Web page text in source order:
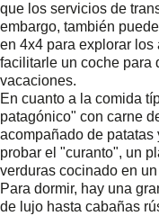
que los servicios de
embargo, también
en 4x4 para explorar
facilitarle un coche para
vacaciones.
En cuanto a la comida
patagónico" con carne
acompañado de patatas
probar el "curanto", un
verduras cocinado en
Para dormir, hay una
de lujo hasta cabañas